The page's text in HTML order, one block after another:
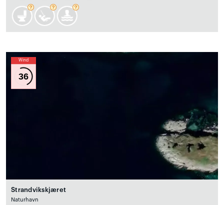
Wind
36
Strandvikskjæret
Naturhavn